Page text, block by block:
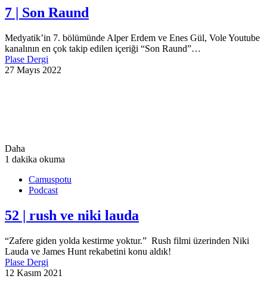
7 | Son Raund
Medyatik’in 7. bölümünde Alper Erdem ve Enes Gül, Vole Youtube
kanalının en çok takip edilen içeriği “Son Raund”…
Plase Dergi
27 Mayıs 2022
Daha
1 dakika okuma
Camuspotu
Podcast
52 | rush ve niki lauda
“Zafere giden yolda kestirme yoktur.” Rush filmi üzerinden Niki
Lauda ve James Hunt rekabetini konu aldık!
Plase Dergi
12 Kasım 2021